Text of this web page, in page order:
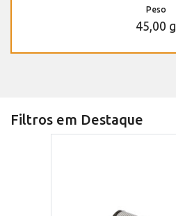
Peso
45,00 g
Filtros em Destaque